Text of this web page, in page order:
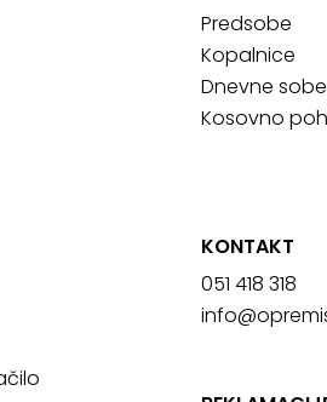
Predsobe
Kopalnice
Dnevne sobe
Kosovno
KONTAKT
051 418 318